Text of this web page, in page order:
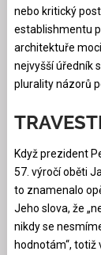
nebo kritický
establishmentu
architektuře
nejvyšší úředník
plurality názorů
Když prezident
57. výročí oběti
to znamenalo
Jeho slova, že
nikdy se
hodnotám“,